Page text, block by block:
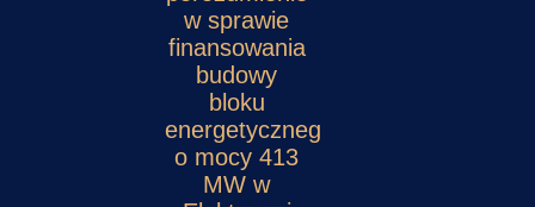
w sprawie
finansowania
budowy
bloku
energetycznego
o mocy 413
MW w